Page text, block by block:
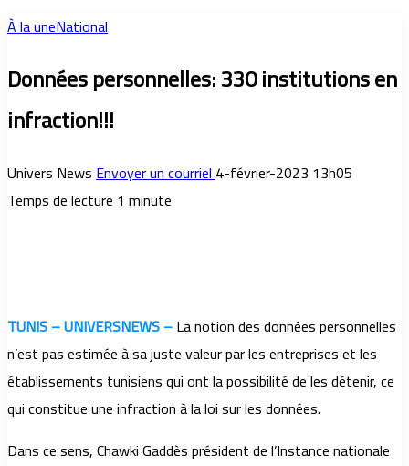
À la uneNational
Données personnelles: 330 institutions en
infraction!!!
Univers NewsEnvoyer un courriel4-février-2023 13h05
Temps de lecture 1 minute
TUNIS – UNIVERSNEWS –La notion des données personnelles
n’est pas estimée à sa juste valeur par les entreprises et les
établissements tunisiens qui ont la possibilité de les détenir, ce
qui constitue une infraction à la loi sur les données.
Dans ce sens, Chawki Gaddès président de l’Instance nationale